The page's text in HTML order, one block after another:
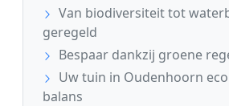
Van biodiversiteit tot
geregeld
Bespaar dankzij groene
Uw tuin in Oudenhoorn
balans